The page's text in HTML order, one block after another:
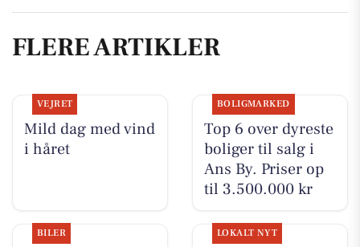
FLERE ARTIKLER
VEJRET
Mild dag med vind
i håret
BOLIGMARKED
Top 6 over dyreste
boliger til salg i
Ans By. Priser op
til 3.500.000 kr
BILER LOKALT NYT